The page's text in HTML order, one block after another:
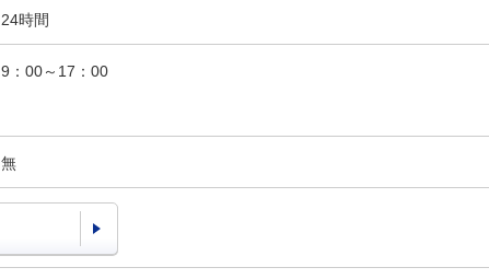
24時間
9：00～17：00
無